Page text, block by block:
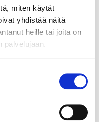
miten käytät
yhdistää näitä
heille tai joita on
palvelujaan.